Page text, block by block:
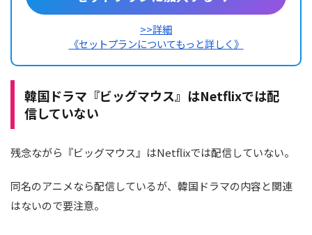
>>詳細
《セットプランについてもっと詳しく》
韓国ドラマ『ビッグマウス』はNetflixでは配
信していない
残念ながら『ビッグマウス』はNetflixでは配信していない。
同名のアニメなら配信しているが、韓国ドラマの内容と関連
はないので要注意。